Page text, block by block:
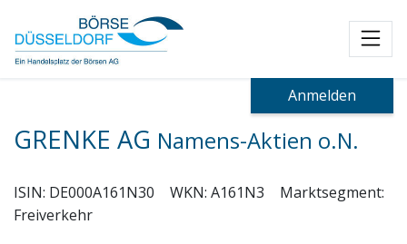
Anmelden
GRENKE AG Namens-Aktien o.N.
ISIN: DE000A161N30 WKN: A161N3
Marktsegment:
Freiverkehr